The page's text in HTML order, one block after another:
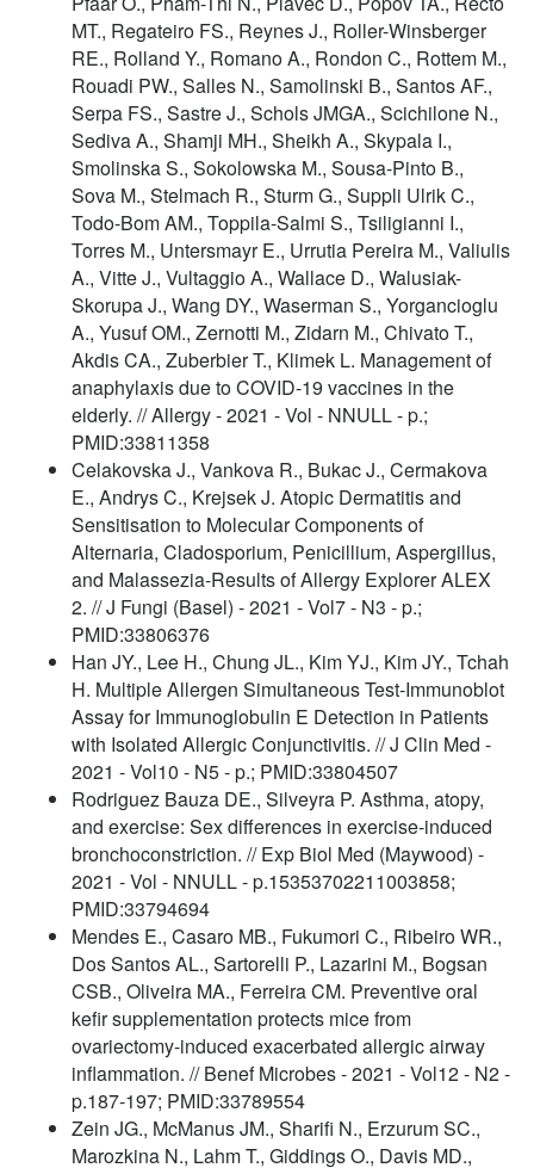
MT., Regateiro FS., Reynes J., Roller-Winsberger
RE., Rolland Y., Romano A., Rondon C., Rottem M.,
Rouadi PW., Salles N., Samolinski B., Santos AF.,
Serpa FS., Sastre J., Schols JMGA., Scichilone N.,
Sediva A., Shamji MH., Sheikh A., Skypala I.,
Smolinska S., Sokolowska M., Sousa-Pinto B.,
Sova M., Stelmach R., Sturm G., Suppli Ulrik C.,
Todo-Bom AM., Toppila-Salmi S., Tsiligianni I.,
Torres M., Untersmayr E., Urrutia Pereira M., Valiulis
A., Vitte J., Vultaggio A., Wallace D., Walusiak-
Skorupa J., Wang DY., Waserman S., Yorgancioglu
A., Yusuf OM., Zernotti M., Zidarn M., Chivato T.,
Akdis CA., Zuberbier T., Klimek L. Management of
anaphylaxis due to COVID-19 vaccines in the
elderly. // Allergy - 2021 - Vol - NNULL - p.;
PMID:33811358
Celakovska J., Vankova R., Bukac J., Cermakova
E., Andrys C., Krejsek J. Atopic Dermatitis and
Sensitisation to Molecular Components of
Alternaria, Cladosporium, Penicillium, Aspergillus,
and Malassezia-Results of Allergy Explorer ALEX
2. // J Fungi (Basel) - 2021 - Vol7 - N3 - p.;
PMID:33806376
Han JY., Lee H., Chung JL., Kim YJ., Kim JY., Tchah
H. Multiple Allergen Simultaneous Test-Immunoblot
Assay for Immunoglobulin E Detection in Patients
with Isolated Allergic Conjunctivitis. // J Clin Med -
2021 - Vol10 - N5 - p.; PMID:33804507
Rodriguez Bauza DE., Silveyra P. Asthma, atopy,
and exercise: Sex differences in exercise-induced
bronchoconstriction. // Exp Biol Med (Maywood) -
2021 - Vol - NNULL - p.15353702211003858;
PMID:33794694
Mendes E., Casaro MB., Fukumori C., Ribeiro WR.,
Dos Santos AL., Sartorelli P., Lazarini M., Bogsan
CSB., Oliveira MA., Ferreira CM. Preventive oral
kefir supplementation protects mice from
ovariectomy-induced exacerbated allergic airway
inflammation. // Benef Microbes - 2021 - Vol12 - N2 -
p.187-197; PMID:33789554
Zein JG., McManus JM., Sharifi N., Erzurum SC.,
Marozkina N., Lahm T., Giddings O., Davis MD.,